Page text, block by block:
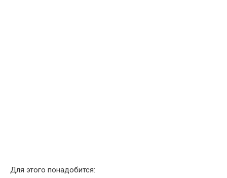
Для этого понадобится: